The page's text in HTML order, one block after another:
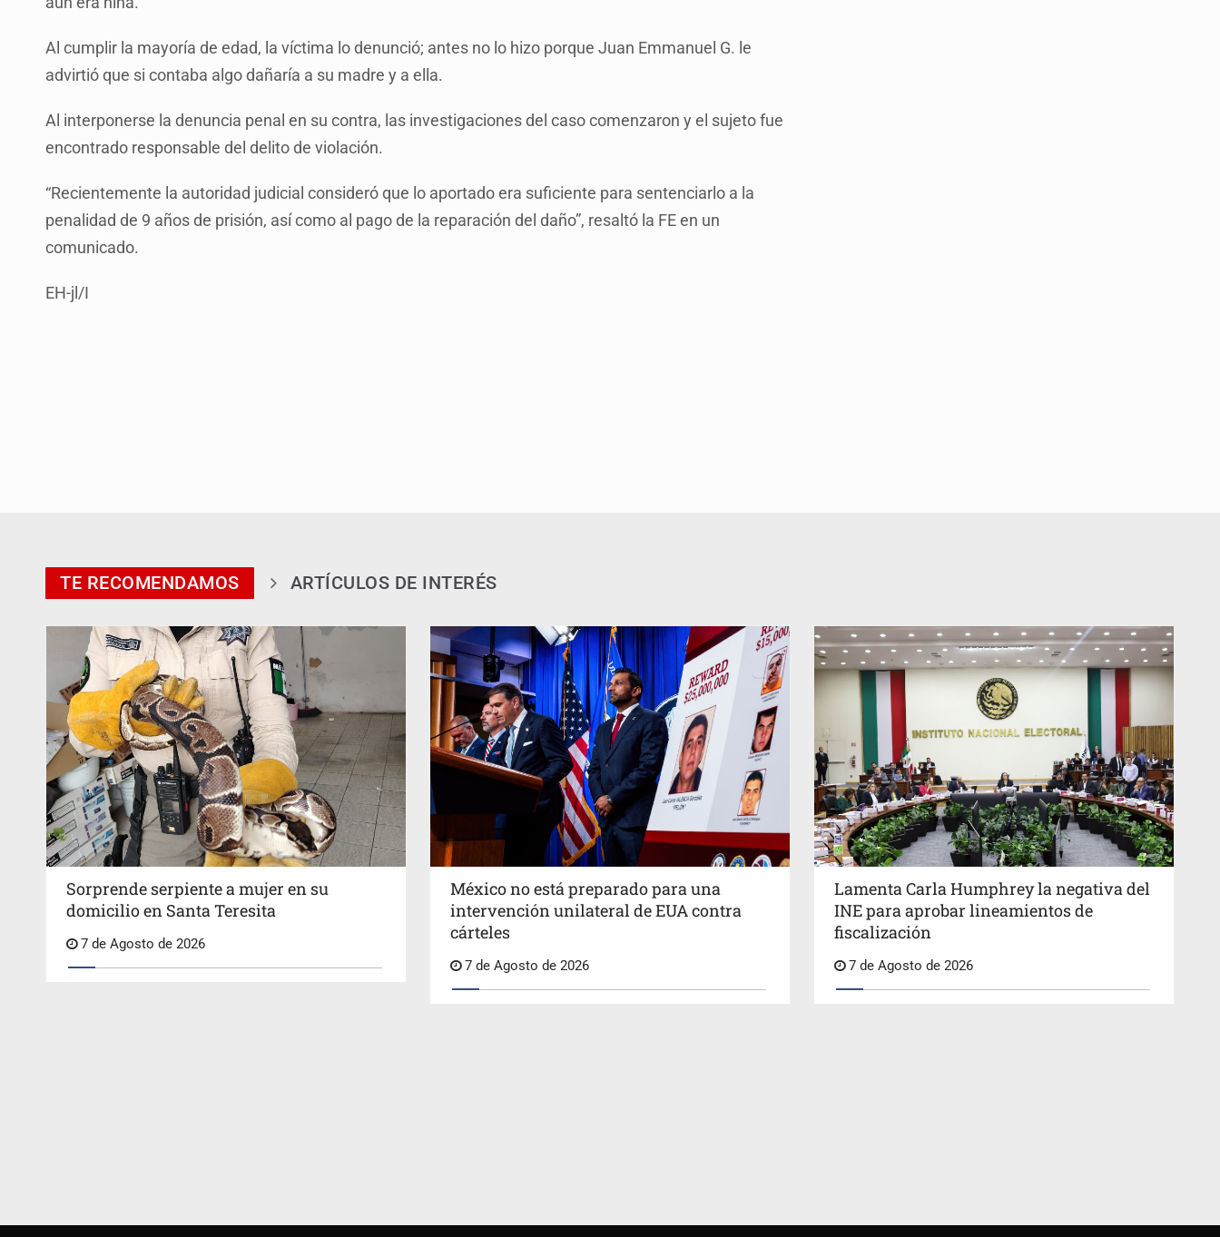
Al cumplir la mayoría de edad, la víctima lo denunció; antes no lo hizo porque Juan Emmanuel G. le
advirtió que si contaba algo dañaría a su madre y a ella.
Al interponerse la denuncia penal en su contra, las investigaciones del caso comenzaron y el sujeto fue
encontrado responsable del delito de violación.
“Recientemente la autoridad judicial consideró que lo aportado era suficiente para sentenciarlo a la
penalidad de 9 años de prisión, así como al pago de la reparación del daño”, resaltó la FE en un
comunicado.
EH-jl/I
TE RECOMENDAMOS ARTÍCULOS DE INTERÉS
Sorprende serpiente a mujer en su
domicilio en Santa Teresita
7 de Agosto de 2026
México no está preparado para una
intervención unilateral de EUA contra
cárteles
7 de Agosto de 2026
Lamenta Carla Humphrey la negativa del
INE para aprobar lineamientos de
fiscalización
7 de Agosto de 2026